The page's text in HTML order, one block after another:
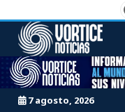
to
content
"Informando al
7 agosto, 2026